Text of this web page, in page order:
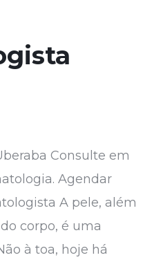
Consulte em
Agendar
A pele, além
corpo, é uma
à toa, hoje há